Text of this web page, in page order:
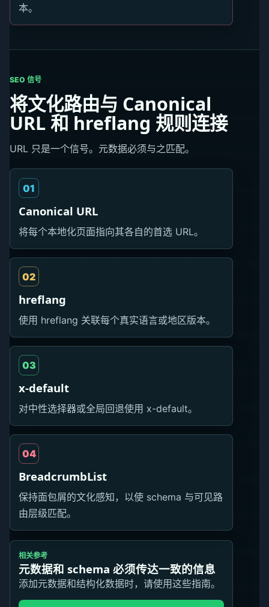
本。
SEO 信号
将文化路由与 Canonical
URL 和 hreflang 规则连接
URL 只是一个信号。元数据必须与之匹配。
01
Canonical URL
将每个本地化页面指向其各自的首选 URL。
02
hreflang
使用 hreflang 关联每个真实语言或地区版本。
03
x-default
对中性选择器或全局回退使用 x-default。
04
BreadcrumbList
保持面包屑的文化感知，以使 schema 与可见路
由层级匹配。
相关参考
元数据和 schema 必须传达一致的信息
添加元数据和结构化数据时，请使用这些指南。